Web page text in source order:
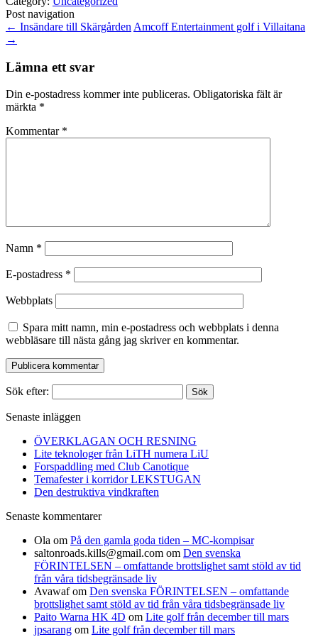
Post navigation
← Insändare till Skärgården Amcoff Entertainment golf i Villaitana
→
Lämna ett svar
Din e-postadress kommer inte publiceras. Obligatoriska fält är
märkta *
Kommentar *
Namn *
E-postadress *
Webbplats
Spara mitt namn, min e-postadress och webbplats i denna
webbläsare till nästa gång jag skriver en kommentar.
Sök efter:
Senaste inläggen
ÖVERKLAGAN OCH RESNING
Lite teknologer från LiTH numera LiU
Forspaddling med Club Canotique
Temafester i korridor LEKSTUGAN
Den destruktiva vindkraften
Senaste kommentarer
Ola om På den gamla goda tiden – MC-kompisar
saltonroads.kills@gmail.com om Den svenska
FÖRINTELSEN – omfattande brottslighet samt stöld av tid
från våra tidsbegränsade liv
Avawafom Den svenska FÖRINTELSEN – omfattande
brottslighet samt stöld av tid från våra tidsbegränsade liv
Paito Warna HK 4D om Lite golf från december till mars
jpsarang om Lite golf från december till mars